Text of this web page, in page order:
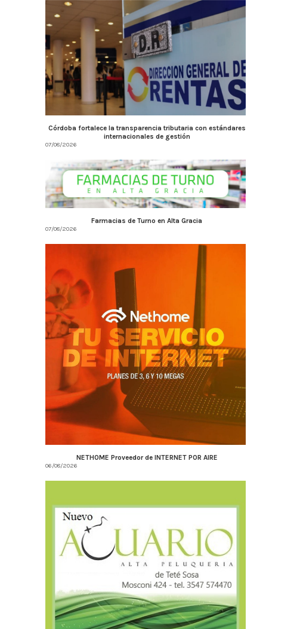
Córdoba fortalece la transparencia tributaria con estándares
internacionales de gestión
07/08/2026
Farmacias de Turno en Alta Gracia
07/08/2026
NETHOME Proveedor de INTERNET POR AIRE
06/08/2026